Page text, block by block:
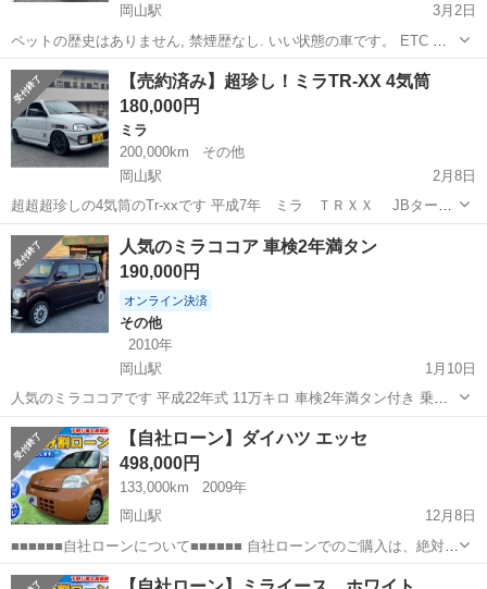
岡山駅
3月2日
ペットの歴史はありません, 禁煙歴なし. いい状態の車です。 ETC 名
義変更が早めに必要になります。 ノークレームノーリターンになりま
すから車の状態見て買ってください。 車検受けて渡すこともできるん
ですが車検代が必要にな...
岡山 岡山市 岡山駅 ミラ
【売約済み】超珍し！ミラTR-XX 4気筒
180,000円
ミラ
200,000km
その他
岡山駅
2月8日
超超超珍しの4気筒のTr-xxです 平成7年 ミラ ＴＲＸＸ JBターボ
エンジン載せ替え(4気筒)、エンジン調子すごく良いです、一気に8000
回転ぐらいに上がるので、速いです！ ★車検令和4年1月 【切れていま
すがナン...
岡山 岡山市 岡山駅 気筒
人気のミラココア 車検2年満タン
190,000円
オンライン決済
その他
2010年
岡山駅
1月10日
人気のミラココアです 平成22年式 11万キロ 車検2年満タン付き 乗っ
て帰れます 込み込み値段 まだまだ元気です 外装は禿げあります ￼￼ご写
真で確認してください 岡山ナンバーの客さんは無料で名義変更できま
す
岡山 岡山市 岡山駅 その他 ミラココア
【自社ローン】ダイハツ エッセ
498,000円
133,000km
2009年
岡山駅
12月8日
■■■■■■自社ローンについて■■■■■■ 自社ローンでのご購入は、絶対に
入札や落札せずに直接ご連絡のやり取りでの販売となりますのでご注
岡山 岡山市 岡山駅 ダイハツ